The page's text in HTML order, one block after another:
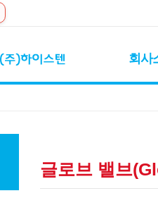
회사
글로브 밸브